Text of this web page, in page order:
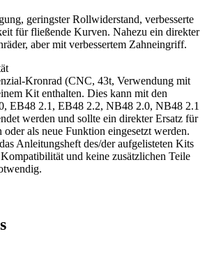
geringster Rollwiderstand, verbesserte
für fließende Kurven. Nahezu ein direkter
aber mit verbessertem Zahneingriff.
Kronrad (CNC, 43t, Verwendung mit
Kit enthalten. Dies kann mit den
EB48 2.1, EB48 2.2, NB48 2.0, NB48 2.1
werden und sollte ein direkter Ersatz für
oder als neue Funktion eingesetzt werden.
Anleitungsheft des/der aufgelisteten Kits
und keine zusätzlichen Teile